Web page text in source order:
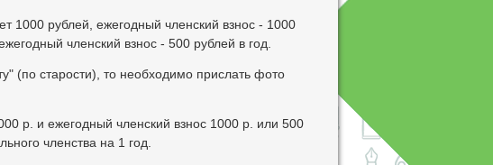
1000 рублей, ежегодный членский взнос - 1000
членский взнос - 500 рублей в год.
(по старости), то необходимо прислать фото
р. и ежегодный членский взнос 1000 р. или 500
членства на 1 год.